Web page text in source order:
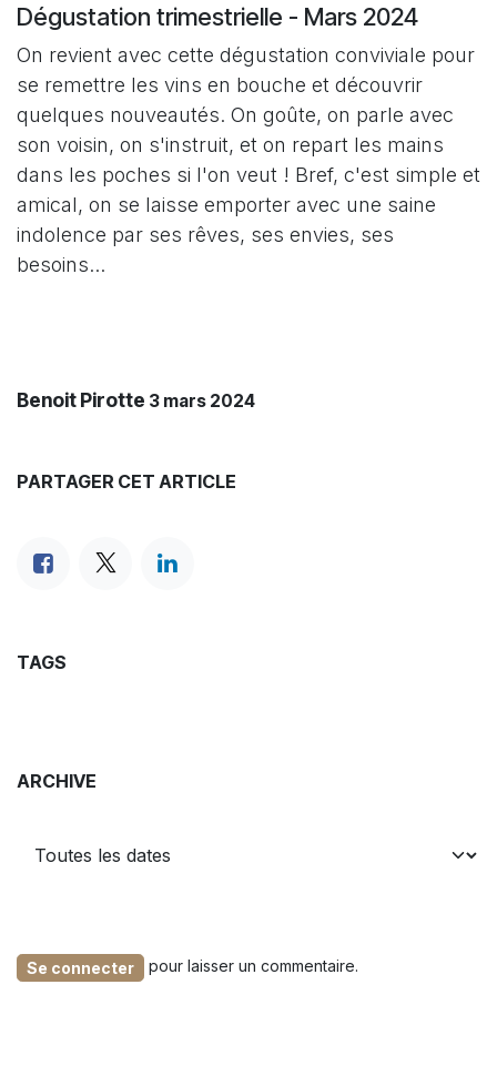
Dégustation trimestrielle - Mars 2024
On revient avec cette dégustation conviviale pour
se remettre les vins en bouche et découvrir
quelques nouveautés. On goûte, on parle avec
son voisin, on s'instruit, et on repart les mains
dans les poches si l'on veut ! Bref, c'est simple et
amical, on se laisse emporter avec une saine
indolence par ses rêves, ses envies, ses
besoins...
Benoit Pirotte 3 mars 2024
PARTAGER CET ARTICLE
TAGS
ARCHIVE
Se connecter pour laisser un commentaire.